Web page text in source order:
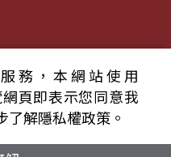
電臺 版權所有
款 隱私權條款
務，本網站使用
頁即表示您同意我
解隱私權政策。